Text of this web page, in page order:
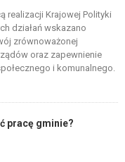
realizacji Krajowej Polityki
działań wskazano
zrównoważonej
oraz zapewnienie
i komunalnego.
pracę gminie?